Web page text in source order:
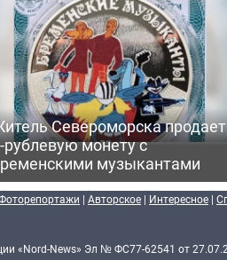
Североморска продает
рублевую монету с
музыкантами
| Авторское | Интересное |
«Nord-News» Эл № ФС77-62541 от